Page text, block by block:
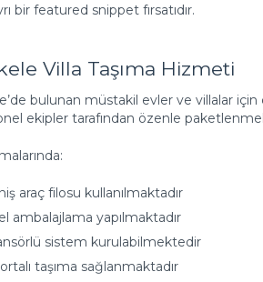
bir featured snippet fırsatıdır.
Villa Taşıma Hizmeti
bulunan müstakil evler ve villalar
ekipler tarafından özenle
araç filosu kullanılmaktadır
ambalajlama yapılmaktadır
sistem kurulabilmektedir
taşıma sağlanmaktadır